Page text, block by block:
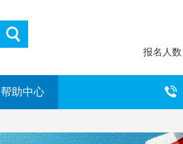
报名人数
帮助中心